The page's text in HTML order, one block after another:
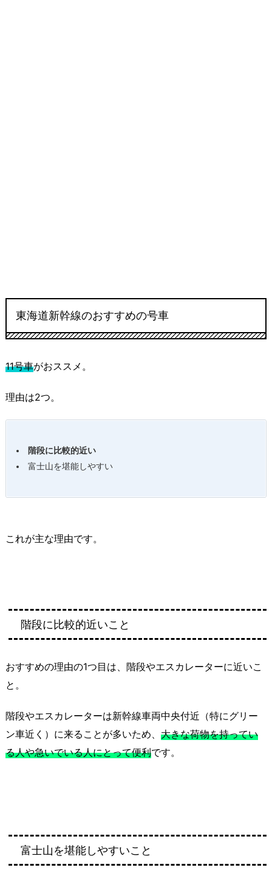
東海道新幹線のおすすめの号車
11号車がおススメ。
理由は2つ。
階段に比較的近い
富士山を堪能しやすい
これが主な理由です。
階段に比較的近いこと
おすすめの理由の1つ目は、階段やエスカレーターに近いこ
と。
階段やエスカレーターは新幹線車両中央付近（特にグリー
ン車近く）に来ることが多いため、 大きな荷物を持ってい
る人や急いでいる人にとって便利です。
富士山を堪能しやすいこと